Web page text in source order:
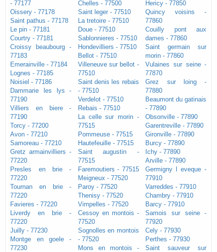
- 77177
Oissery - 77178
Saint pathus - 77178
Le pin - 77181
Courtry - 77181
Croissy beaubourg -
77183
Emerainville - 77184
Lognes - 77185
Noisiel - 77186
Dammarie les lys -
77190
Villiers en biere -
77190
Torcy - 77200
Avon - 77210
Samoreau - 77210
Gretz armainvilliers -
77220
Presles en brie -
77220
Tournan en brie -
77220
Favieres - 77220
Liverdy en brie -
77220
Juilly - 77230
Montge en goele -
77230
Chelles - 77500
Saint leger - 77510
La tretoire - 77510
Doue - 77510
Sablonnieres - 77510
Hondevilliers - 77510
Bellot - 77510
Villeneuve sur bellot -
77510
Saint denis les rebais
- 77510
Verdelot - 77510
Rebais - 77510
La celle sur morin -
77515
Pommeuse - 77515
Hautefeuille - 77515
Saint augustin -
77515
Faremoutiers - 77515
Meigneux - 77520
Paroy - 77520
Thenisy - 77520
Vimpelles - 77520
Cessoy en montois -
77520
Sognolles en montois
- 77520
Mons en montois -
Hericy - 77850
Quincy voisins -
77860
Couilly pont aux
dames - 77860
Saint germain sur
morin - 77860
Vulaines sur seine -
77870
Grez sur loing -
77880
Beaumont du gatinais
- 77890
Obsonville - 77890
Garentreville - 77890
Gironville - 77890
Burcy - 77890
Ichy - 77890
Arville - 77890
Germigny l eveque -
77910
Varreddes - 77910
Chambry - 77910
Barcy - 77910
Samois sur seine -
77920
Cely - 77930
Perthes - 77930
Saint sauveur sur